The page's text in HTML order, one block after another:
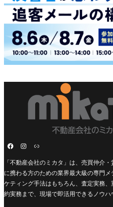
「不動産会社のミカタ」は、売買仲介
に携わる方のための業界最大級の専門
ケティング手法はもちろん、査定実務
約実務まで、現場で即活用できるノウハ